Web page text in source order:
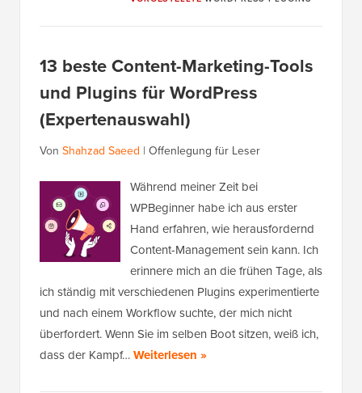
13 beste Content-Marketing-Tools
und Plugins für WordPress
(Expertenauswahl)
Von Shahzad Saeed | Offenlegung für Leser
Während meiner Zeit bei
WPBeginner habe ich aus erster
Hand erfahren, wie herausfordernd
Content-Management sein kann. Ich
erinnere mich an die frühen Tage, als
ich ständig mit verschiedenen Plugins experimentierte
und nach einem Workflow suchte, der mich nicht
überfordert. Wenn Sie im selben Boot sitzen, weiß ich,
dass der Kampf…Weiterlesen »